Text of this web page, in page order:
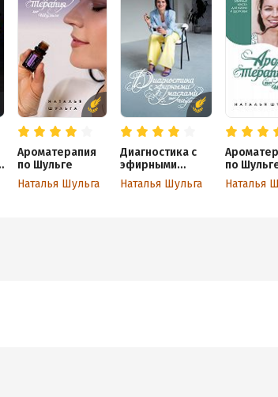
Ароматерапия
по Шульге
Наталья Шульга
Диагностика с
эфирными
маслами по
Шульге
Наталья Шульга
по
Каталог
эфирных
Наталья